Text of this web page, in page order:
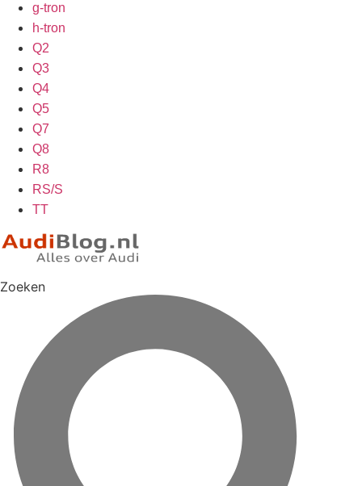
g-tron
h-tron
Q2
Q3
Q4
Q5
Q7
Q8
R8
RS/S
TT
Zoeken